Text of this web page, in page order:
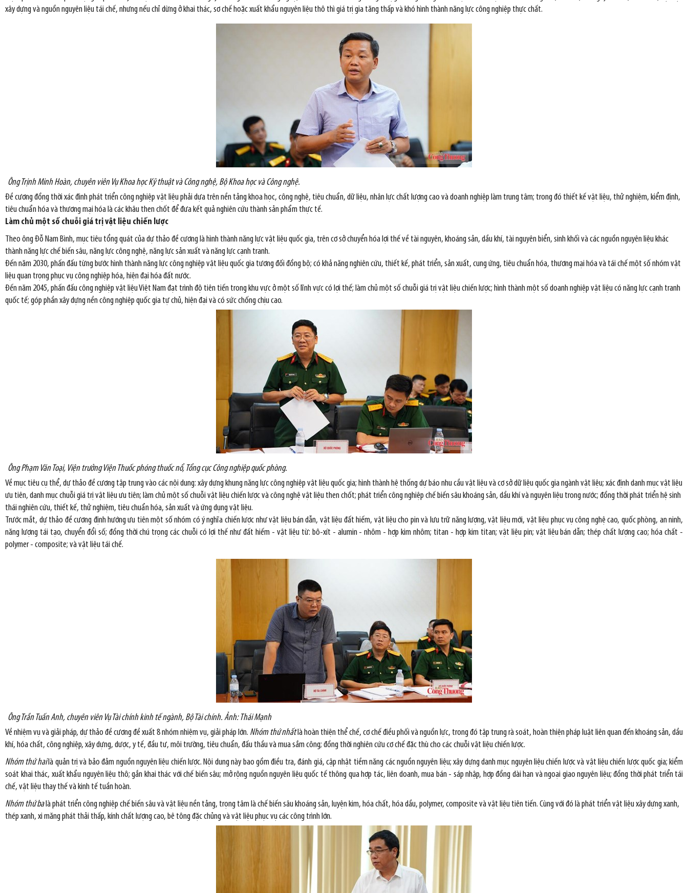
xây dựng và nguồn nguyên liệu tái chế, nhưng nếu chỉ dừng ở khai thác, sơ chế hoặc xuất khẩu nguyên liệu thô thì giá trị gia tăng thấp và khó hình thành năng lực công nghiệp thực chất.
Ông Trịnh Minh Hoàn, chuyên viên Vụ Khoa học Kỹ thuật và Công nghệ, Bộ Khoa học và Công nghệ.
Đề cương đồng thời xác định phát triển công nghiệp vật liệu phải dựa trên nền tảng khoa học, công nghệ, tiêu chuẩn, dữ liệu, nhân lực chất lượng cao và doanh nghiệp làm trung tâm; trong đó thiết kế vật liệu, thử nghiệm, kiểm định,
tiêu chuẩn hóa và thương mại hóa là các khâu then chốt để đưa kết quả nghiên cứu thành sản phẩm thực tế.
Làm chủ một số chuỗi giá trị vật liệu chiến lược
Theo ông Đỗ Nam Bình, mục tiêu tổng quát của dự thảo đề cương là hình thành năng lực vật liệu quốc gia, trên cơ sở chuyển hóa lợi thế về tài nguyên, khoáng sản, dầu khí, tài nguyên biển, sinh khối và các nguồn nguyên liệu khác
thành năng lực chế biến sâu, năng lực công nghệ, năng lực sản xuất và năng lực cạnh tranh.
Đến năm 2030, phấn đấu từng bước hình thành năng lực công nghiệp vật liệu quốc gia tương đối đồng bộ; có khả năng nghiên cứu, thiết kế, phát triển, sản xuất, cung ứng, tiêu chuẩn hóa, thương mại hóa và tái chế một số nhóm vật
liệu quan trọng phục vụ công nghiệp hóa, hiện đại hóa đất nước.
Đến năm 2045, phấn đấu công nghiệp vật liệu Việt Nam đạt trình độ tiên tiến trong khu vực ở một số lĩnh vực có lợi thế; làm chủ một số chuỗi giá trị vật liệu chiến lược; hình thành một số doanh nghiệp vật liệu có năng lực cạnh tranh
quốc tế; góp phần xây dựng nền công nghiệp quốc gia tự chủ, hiện đại và có sức chống chịu cao.
Ông Phạm Văn Toại, Viện trưởng Viện Thuốc phóng thuốc nổ, Tổng cục Công nghiệp quốc phòng.
Về mục tiêu cụ thể, dự thảo đề cương tập trung vào các nội dung: xây dựng khung năng lực công nghiệp vật liệu quốc gia; hình thành hệ thống dự báo nhu cầu vật liệu và cơ sở dữ liệu quốc gia ngành vật liệu; xác định danh mục vật liệu
ưu tiên, danh mục chuỗi giá trị vật liệu ưu tiên; làm chủ một số chuỗi vật liệu chiến lược và công nghệ vật liệu then chốt; phát triển công nghiệp chế biến sâu khoáng sản, dầu khí và nguyên liệu trong nước; đồng thời phát triển hệ sinh
thái nghiên cứu, thiết kế, thử nghiệm, tiêu chuẩn hóa, sản xuất và ứng dụng vật liệu.
Trước mắt, dự thảo đề cương định hướng ưu tiên một số nhóm có ý nghĩa chiến lược như vật liệu bán dẫn, vật liệu đất hiếm, vật liệu cho pin và lưu trữ năng lượng, vật liệu mới, vật liệu phục vụ công nghệ cao, quốc phòng, an ninh,
năng lượng tái tạo, chuyển đổi số; đồng thời chú trọng các chuỗi có lợi thế như đất hiếm - vật liệu từ: bô-xít - alumin - nhôm - hợp kim nhôm; titan - hợp kim titan; vật liệu pin; vật liệu bán dẫn; thép chất lượng cao; hóa chất -
polymer - composite; và vật liệu tái chế.
Ông Trần Tuấn Anh, chuyên viên Vụ Tài chính kinh tế ngành, Bộ Tài chính. Ảnh: Thái Mạnh
Về nhiệm vụ và giải pháp, dự thảo đề cương đề xuất 8 nhóm nhiệm vụ, giải pháp lớn. Nhóm thứ nhấtlà hoàn thiện thể chế, cơ chế điều phối và nguồn lực, trong đó tập trung rà soát, hoàn thiện pháp luật liên quan đến khoáng sản, dầu
khí, hóa chất, công nghiệp, xây dựng, dược, y tế, đầu tư, môi trường, tiêu chuẩn, đấu thầu và mua sắm công; đồng thời nghiên cứu cơ chế đặc thù cho các chuỗi vật liệu chiến lược.
Nhóm thứ hailà quản trị và bảo đảm nguồn nguyên liệu chiến lược. Nội dung này bao gồm điều tra, đánh giá, cập nhật tiềm năng các nguồn nguyên liệu; xây dựng danh mục nguyên liệu chiến lược và vật liệu chiến lược quốc gia; kiểm
soát khai thác, xuất khẩu nguyên liệu thô; gắn khai thác với chế biến sâu; mở rộng nguồn nguyên liệu quốc tế thông qua hợp tác, liên doanh, mua bán - sáp nhập, hợp đồng dài hạn và ngoại giao nguyên liệu; đồng thời phát triển tái
chế, vật liệu thay thế và kinh tế tuần hoàn.
Nhóm thứ balà phát triển công nghiệp chế biến sâu và vật liệu nền tảng, trọng tâm là chế biến sâu khoáng sản, luyện kim, hóa chất, hóa dầu, polymer, composite và vật liệu tiên tiến. Cùng với đó là phát triển vật liệu xây dựng xanh,
thép xanh, xi măng phát thải thấp, kính chất lượng cao, bê tông đặc chủng và vật liệu phục vụ các công trình lớn.